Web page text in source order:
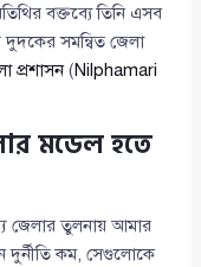
বক্তব্যে তিনি এসব
সমন্বিত জেলা
প্রশাসন(Nilphamari
মডেল হতে
জেলার তুলনায় আমার
দুর্নীতি কম, সেগুলোকে